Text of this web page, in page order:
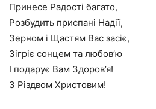
Принесе Радості багато,
Розбудить приспані Надії,
Зерном і Щастям Вас засіє,
Зігріє сонцем та любов’ю
І подарує Вам Здоров’я!
З Різдвом Христовим!